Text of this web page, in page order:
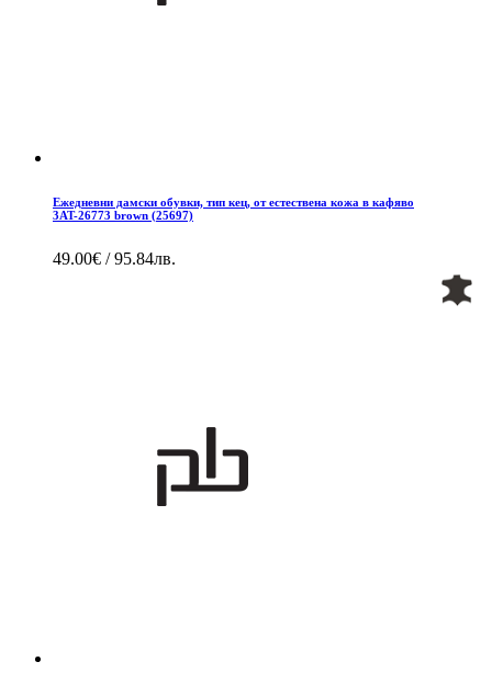
Ежедневни дамски обувки, тип кец, от естествена кожа в кафяво
3AT-26773 brown (25697)
49.00€ / 95.84лв.